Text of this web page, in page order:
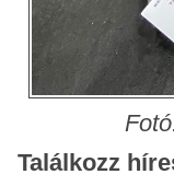
Találkozz